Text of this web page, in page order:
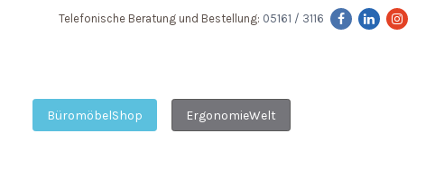
Telefonische Beratung und Bestellung: 05161 / 3116
BüromöbelShop ErgonomieWelt